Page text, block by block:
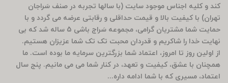
کند و کلیه اجناس موجود سایت (با سالها تجربه در صنف سَراجان
تهران) با کیفیت بالا و قیمت حداقلی و رقابتی عرضه می گردد و با
حمایت شما مشتریان گرامی، مجموعه سَراج باشی 5 ساله شد که بی
نهایت خدا را شاکریم و قدردان محبت تک تک شما عزیزان هستیم.
از اولین روز تا امروز، اعتماد شما بزرگترین سرمایه ما بوده است. ما
همچنان با عشق، کیفیت و تعهد، در کنار شما می می مانیم. پنج سال
اعتماد، مسیری که با شما ادامه داره...